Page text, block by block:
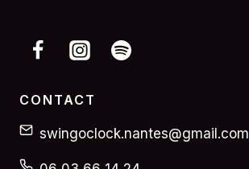
CONTACT
swingoclock.nantes@gmail.com